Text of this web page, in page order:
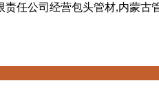
责任公司经营包头管材,内蒙古